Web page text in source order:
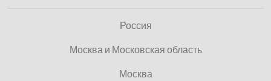
Россия
Москва и Московская область
Москва